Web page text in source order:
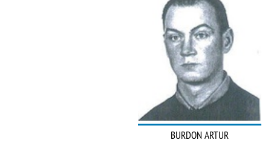
BURDON ARTUR